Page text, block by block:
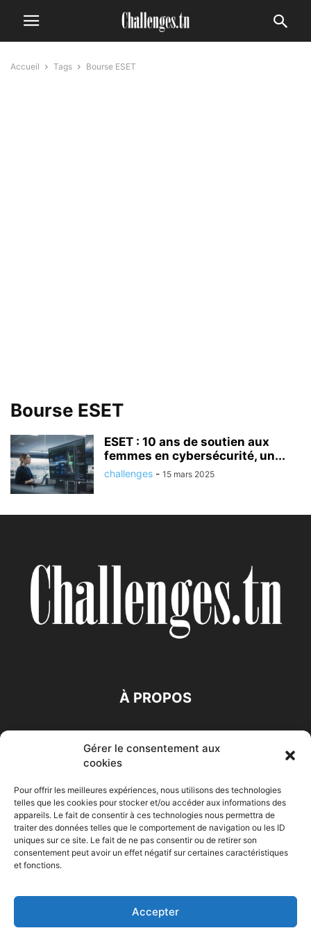
Gérer le consentement aux
cookies
Pour offrir les meilleures expériences, nous utilisons des technologies
telles que les cookies pour stocker et/ou accéder aux informations des
appareils. Le fait de consentir à ces technologies nous permettra de
traiter des données telles que le comportement de navigation ou les ID
uniques sur ce site. Le fait de ne pas consentir ou de retirer son
consentement peut avoir un effet négatif sur certaines caractéristiques
et fonctions.
Accepter
Accueil Tags Bourse ESET
Bourse ESET
ESET : 10 ans de soutien aux
femmes en cybersécurité, un...
challenges - 15 mars 2025
À PROPOS
Accueil Economie Entreprises Entrepreneur
Maghreb
© Challenges.tn By AAKOM.DIGITAL